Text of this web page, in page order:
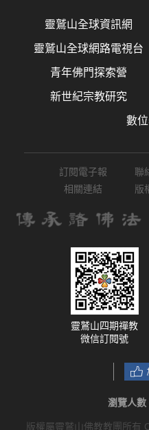
靈鷲山全球資訊網
靈鷲山全球網路電視台
青年佛門探索營
新世紀宗教研究
數
訂閱電子報 聯
相關連結
版
靈鷲山四期禪教
微信訂閱號
瀏覽人
版權屬靈鷲山佛教教團所有